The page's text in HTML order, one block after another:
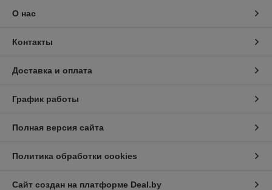
О нас
Контакты
Доставка и оплата
График работы
Полная версия сайта
Политика обработки cookies
Сайт создан на платформе Deal.by